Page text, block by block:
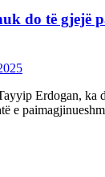
do të gjejë
Erdogan, ka
e